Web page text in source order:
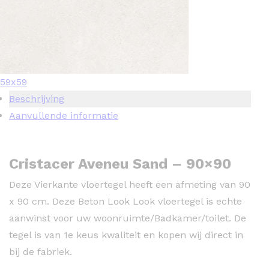
59x59
Beschrijving
Aanvullende informatie
Cristacer Aveneu Sand – 90×90
Deze Vierkante vloertegel heeft een afmeting van 90
x 90 cm. Deze Beton Look Look vloertegel is echte
aanwinst voor uw woonruimte/Badkamer/toilet. De
tegel is van 1e keus kwaliteit en kopen wij direct in
bij de fabriek.